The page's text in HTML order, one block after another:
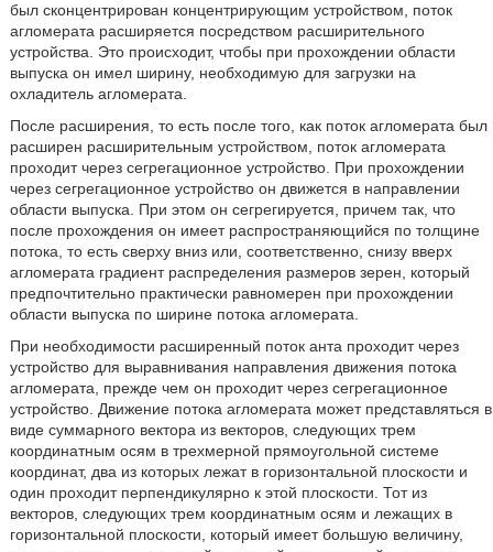
был сконцентрирован концентрирующим устройством, поток
агломерата расширяется посредством расширительного
устройства. Это происходит, чтобы при прохождении области
выпуска он имел ширину, необходимую для загрузки на
охладитель агломерата.
После расширения, то есть после того, как поток агломерата был
расширен расширительным устройством, поток агломерата
проходит через сегрегационное устройство. При прохождении
через сегрегационное устройство он движется в направлении
области выпуска. При этом он сегрегируется, причем так, что
после прохождения он имеет распространяющийся по толщине
потока, то есть сверху вниз или, соответственно, снизу вверх
агломерата градиент распределения размеров зерен, который
предпочтительно практически равномерен при прохождении
области выпуска по ширине потока агломерата.
При необходимости расширенный поток анта проходит через
устройство для выравнивания направления движения потока
агломерата, прежде чем он проходит через сегрегационное
устройство. Движение потока агломерата может представляться в
виде суммарного вектора из векторов, следующих трем
координатным осям в трехмерной прямоугольной системе
координат, два из которых лежат в горизонтальной плоскости и
один проходит перпендикулярно к этой плоскости. Тот из
векторов, следующих трем координатным осям и лежащих в
горизонтальной плоскости, который имеет большую величину,